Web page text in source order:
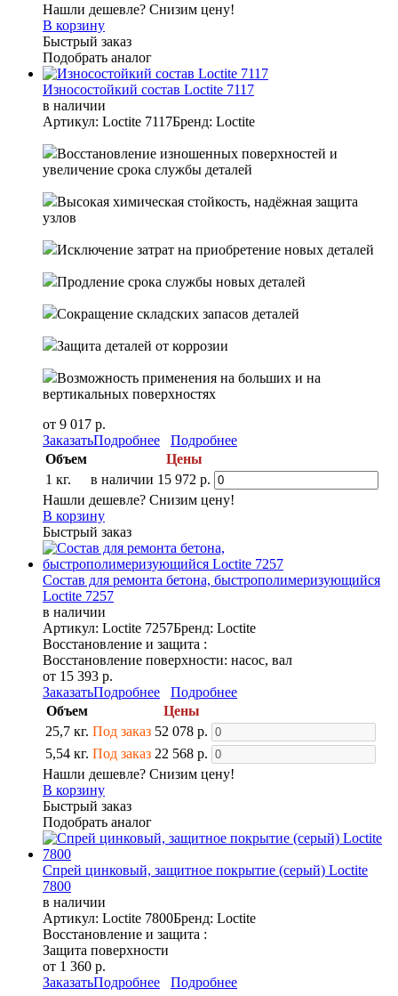
Нашли дешевле? Снизим цену!
В корзину
Быстрый заказ
Подобрать аналог
Износостойкий состав Loctite 7117
в наличии
Артикул: Loctite 7117Бренд: Loctite
Восстановление изношенных поверхностей и
увеличение срока службы деталей
Высокая химическая стойкость, надёжная защита
узлов
Исключение затрат на приобретение новых деталей
Продление срока службы новых деталей
Сокращение складских запасов деталей
Защита деталей от коррозии
Возможность применения на больших и на
вертикальных поверхностях
от 9 017 р.
ЗаказатьПодробнее
Подробнее
Объем
Цены
1 кг.
в наличии 15 972 р.
Нашли дешевле? Снизим цену!
В корзину
Быстрый заказ
Состав для ремонта бетона, быстрополимеризующийся
Loctite 7257
в наличии
Артикул: Loctite 7257Бренд: Loctite
Восстановление и защита :
Восстановление поверхности: насос, вал
от 15 393 р.
ЗаказатьПодробнее
Подробнее
Объем
Цены
25,7 кг. Под заказ 52 078 р.
5,54 кг. Под заказ 22 568 р.
Нашли дешевле? Снизим цену!
В корзину
Быстрый заказ
Подобрать аналог
Спрей цинковый, защитное покрытие (серый) Loctite
7800
в наличии
Артикул: Loctite 7800Бренд: Loctite
Восстановление и защита :
Защита поверхности
от 1 360 р.
ЗаказатьПодробнее
Подробнее